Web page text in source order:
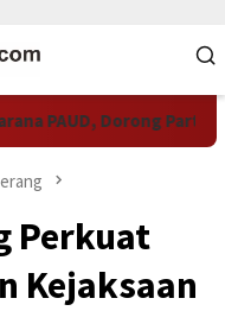
Dorong Partisipasi
Perkuat
Kejaksaan